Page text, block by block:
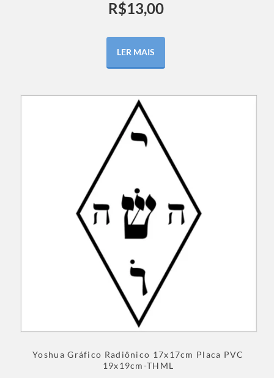
R$13,00
LER MAIS
Yoshua Gráfico Radiônico 17x17cm Placa PVC
19x19cm-THML